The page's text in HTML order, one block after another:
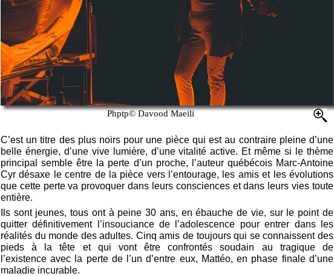
Phptp© Davood Maeili
C’est un titre des plus noirs pour une pièce qui est au contraire pleine d’une
belle énergie, d’une vive lumière, d’une vitalité active. Et même si le thème
principal semble être la perte d’un proche, l’auteur québécois Marc-Antoine
Cyr désaxe le centre de la pièce vers l’entourage, les amis et les évolutions
que cette perte va provoquer dans leurs consciences et dans leurs vies toute
entière.
Ils sont jeunes, tous ont à peine 30 ans, en ébauche de vie, sur le point de
quitter définitivement l’insouciance de l’adolescence pour entrer dans les
réalités du monde des adultes. Cinq amis de toujours qui se connaissent des
pieds à la tête et qui vont être confrontés soudain au tragique de
l’existence avec la perte de l’un d’entre eux, Mattéo, en phase finale d’une
maladie incurable.